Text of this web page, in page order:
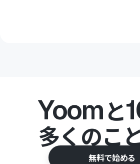
Yoomと
多くのこ
無料で始める